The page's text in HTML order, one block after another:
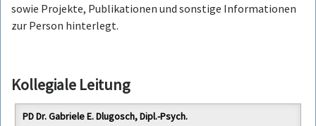
sowie Projekte, Publikationen und sonstige Informationen
zur Person hinterlegt.
Kollegiale Leitung
PD Dr. Gabriele E. Dlugosch, Dipl.-Psych.